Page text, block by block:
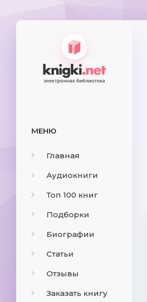
МЕНЮ
Главная
Аудиокниги
Топ 100 книг
Подборки
Биографии
Статьи
Отзывы
Заказать книгу